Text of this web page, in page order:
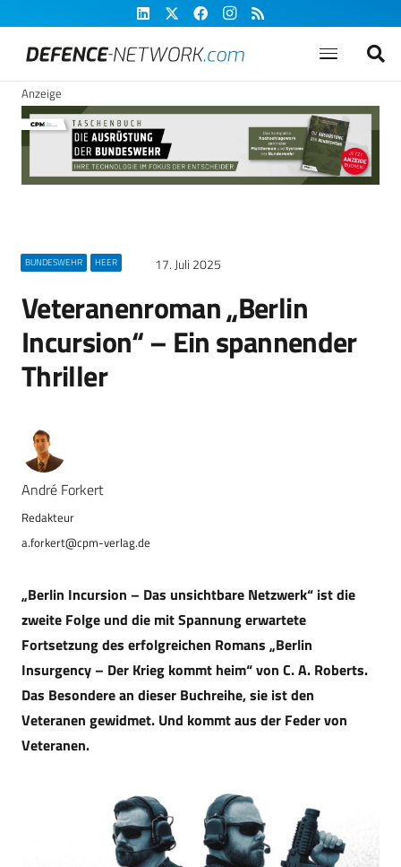
Anzeige
BUNDESWEHR HEER 17. Juli 2025
Veteranenroman „Berlin
Incursion“ – Ein spannender
Thriller
André Forkert
a.forkert@cpm-verlag.de
„Berlin Incursion – Das unsichtbare Netzwerk“ ist die
zweite Folge und die mit Spannung erwartete
Fortsetzung des erfolgreichen Romans „Berlin
Insurgency – Der Krieg kommt heim“ von C. A. Roberts.
Das Besondere an dieser Buchreihe, sie ist den
Veteranen gewidmet. Und kommt aus der Feder von
Veteranen.